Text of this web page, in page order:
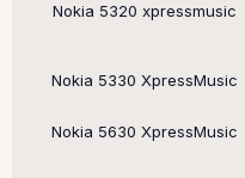
Nokia 5320 xpressmusic
Nokia 5330 XpressMusic
Nokia 5630 XpressMusic